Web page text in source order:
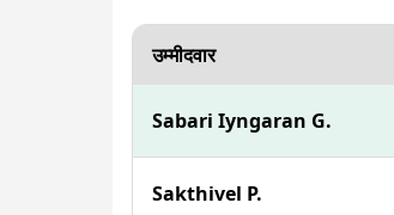
उम्मीदवार
Sabari Iyngaran G.
Sakthivel P.